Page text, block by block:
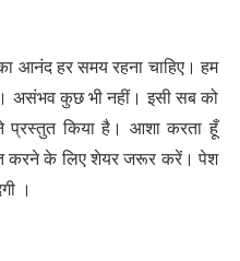
आनंद हर समय रहना चाहिए। हम
असंभव कुछ भी नहीं। इसी सब को
किया है। आशा करता हूँ
करने के लिए शेयर जरूर करें। पेश
।